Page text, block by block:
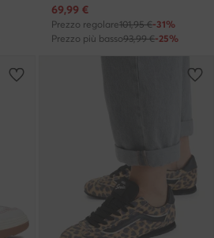
Prezzo attuale
69,99 €
Prezzo regolare101,95 €-31%
Prezzo più basso93,99 €-25%